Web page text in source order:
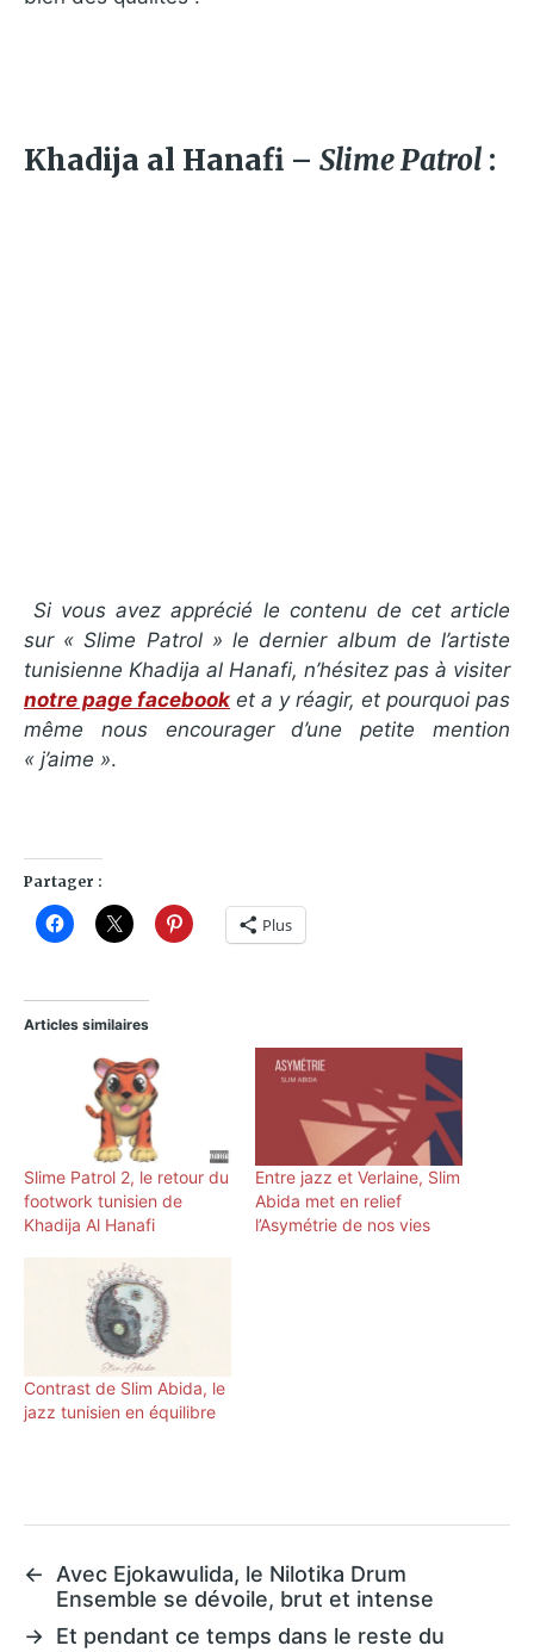
Khadija al Hanafi – Slime Patrol :
Si vous avez apprécié le contenu de cet article
sur « Slime Patrol » le dernier album de l’artiste
tunisienne Khadija al Hanafi, n’hésitez pas à visiter
notre page facebook et a y réagir, et pourquoi pas
même nous encourager d’une petite mention
« j’aime ».
Partager :
Plus
Articles similaires
Slime Patrol 2, le retour du
footwork tunisien de
Khadija Al Hanafi
Entre jazz et Verlaine, Slim
Abida met en relief
l’Asymétrie de nos vies
Contrast de Slim Abida, le
jazz tunisien en équilibre
←
Avec Ejokawulida, le Nilotika Drum
Ensemble se dévoile, brut et intense
→ Et pendant ce temps dans le reste du